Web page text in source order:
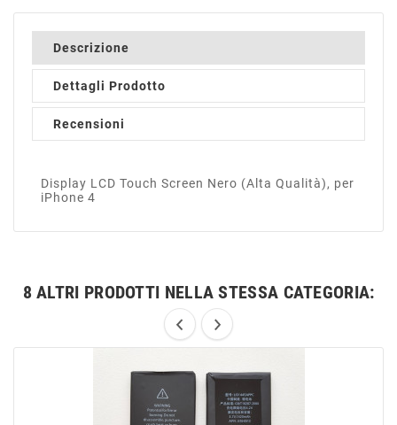
Descrizione
Dettagli Prodotto
Recensioni
Display LCD Touch Screen Nero (Alta Qualità), per
iPhone 4
8 ALTRI PRODOTTI NELLA STESSA CATEGORIA: